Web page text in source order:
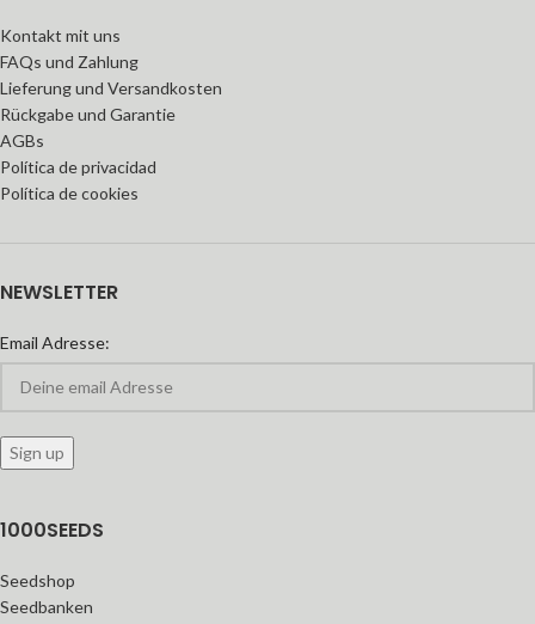
Kontakt mit uns
FAQs und Zahlung
Lieferung und Versandkosten
Rückgabe und Garantie
AGBs
Política de privacidad
Política de cookies
NEWSLETTER
Email Adresse:
1000SEEDS
Seedshop
Seedbanken